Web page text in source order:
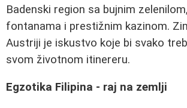
Badenski region sa bujnim
fontanama i prestižnim kazinom.
Austriji je iskustvo koje bi svako
svom životnom itinereru.
Egzotika Filipina - raj na zemlji